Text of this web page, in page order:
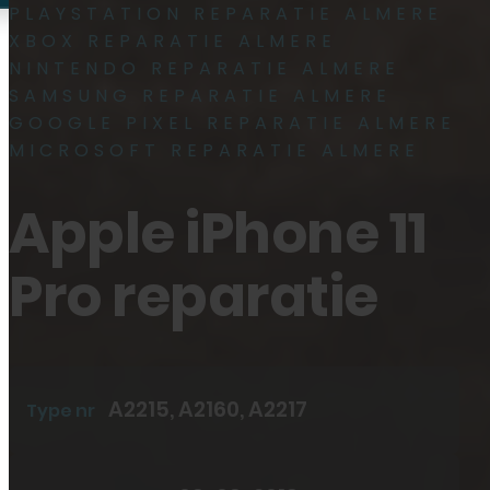
Plan reparatie
PLAYSTATION REPARATIE ALMERE
XBOX REPARATIE ALMERE
NINTENDO REPARATIE ALMERE
SAMSUNG REPARATIE ALMERE
GOOGLE PIXEL REPARATIE ALMERE
MICROSOFT REPARATIE ALMERE
Apple iPhone 11
Pro reparatie
Type nr A2215, A2160, A2217